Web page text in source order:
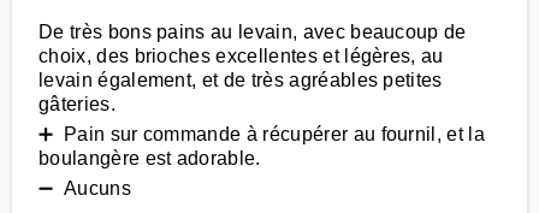
De très bons pains au levain, avec beaucoup de
choix, des brioches excellentes et légères, au
levain également, et de très agréables petites
gâteries.
➕ Pain sur commande à récupérer au fournil, et la
boulangère est adorable.
➖ Aucuns